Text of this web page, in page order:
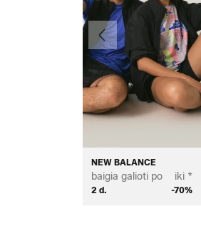
NEW BALANCE
baigia galioti po
2 d.
iki *
-70%
Ankstesnis